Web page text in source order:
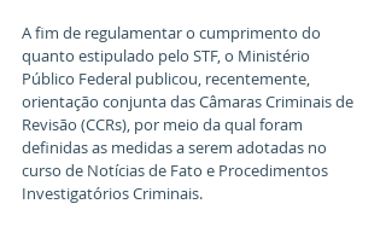
A fim de regulamentar o cumprimento do
quanto estipulado pelo STF, o Ministério
Público Federal publicou, recentemente,
orientação conjunta das Câmaras Criminais de
Revisão (CCRs), por meio da qual foram
definidas as medidas a serem adotadas no
curso de Notícias de Fato e Procedimentos
Investigatórios Criminais.